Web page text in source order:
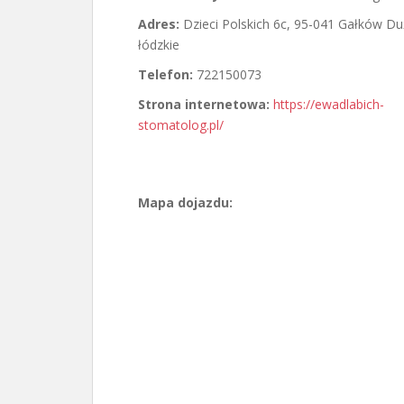
Adres: Dzieci Polskich 6c, 95-041 Gałków
łódzkie
Telefon: 722150073
Strona internetowa: https://ewadlabich-
stomatolog.pl/
Mapa dojazdu: